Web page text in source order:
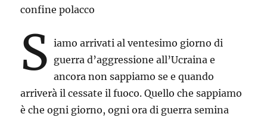
confine polacco
S iamo arrivati al ventesimo giorno di
guerra d’aggressione all’Ucraina e
ancora non sappiamo se e quando
arriverà il cessate il fuoco. Quello che sappiamo
è che ogni giorno, ogni ora di guerra semina